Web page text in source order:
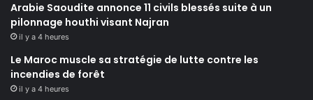
Arabie Saoudite annonce 11 civils blessés suite à un
pilonnage houthi visant Najran
il y a 4 heures
Le Maroc muscle sa stratégie de lutte contre les
incendies de forêt
il y a 4 heures